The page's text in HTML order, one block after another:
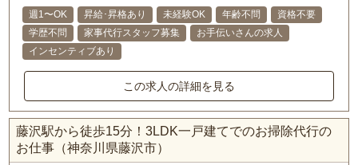
週1〜OK 昇給･昇格あり 未経験OK 年齢不問
資格不要
学歴不問
家事代行スタッフ募集
お手伝いさんの求人
インセンティブあり
この求人の詳細を見る
藤沢駅から徒歩15分！3LDK一戸建てでのお掃除代行の
お仕事（神奈川県藤沢市）